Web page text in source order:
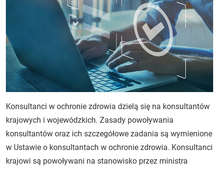
Konsultanci w ochronie zdrowia dzielą się na konsultantów
krajowych i wojewódzkich. Zasady powoływania
konsultantów oraz ich szczegółowe zadania są wymienione
w Ustawie o konsultantach w ochronie zdrowia. Konsultanci
krajowi są powoływani na stanowisko przez ministra